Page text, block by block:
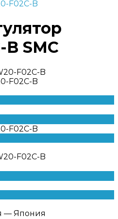
F02C-B
SMC
F02C-B
F02C-B
— Япония